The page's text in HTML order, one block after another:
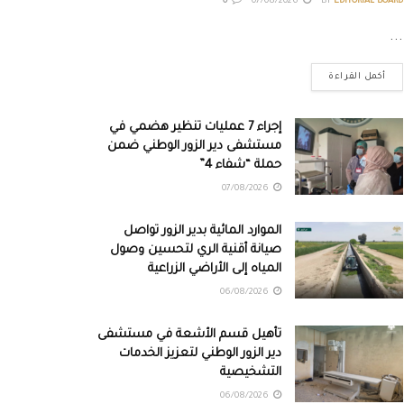
...
أكمل القراءة
إجراء 7 عمليات تنظير هضمي في
مستشفى دير الزور الوطني ضمن
حملة “شفاء 4”
الموارد المائية بدير الزور تواصل
صيانة أقنية الري لتحسين وصول
المياه إلى الأراضي الزراعية
تأهيل قسم الأشعة في مستشفى
دير الزور الوطني لتعزيز الخدمات
التشخيصية